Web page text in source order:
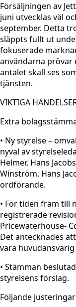
Försäljningen av
juni utvecklas väl
september. Detta
släppts fullt ut
fokuserade
användarna prövar
antalet skall ses
tjänsten.
VIKTIGA
Extra
• Ny styrelse –
nyval av
Helmer, Hans
Winström. Hans
ordförande.
• För tiden fram till
registrerade
Pricewaterhouse-
Det antecknades
vara huvudansvarig
• Stämman
styrelsens förslag.
Följande